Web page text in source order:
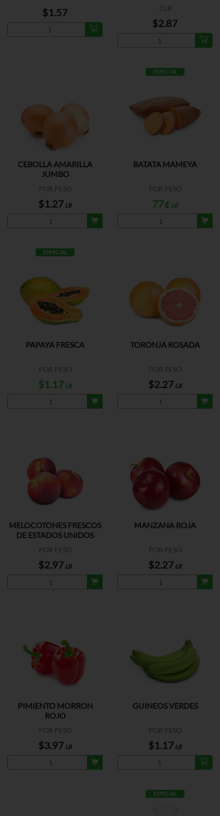
$1.57 3 LB
$2.87
CEBOLLA AMARILLA
JUMBO
POR PESO
$1.27 LB
ESPECIAL
BATATA MAMEYA
POR PESO
77¢ LB
ESPECIAL
PAPAYA FRESCA
POR PESO
$1.17 LB
TORONJA ROSADA
POR PESO
$2.27 LB
MELOCOTONES FRESCOS
DE ESTADOS UNIDOS
POR PESO
$2.97 LB
MANZANA ROJA
POR PESO
$2.27 LB
PIMIENTO MORRON
ROJO
POR PESO
$3.97 LB
GUINEOS VERDES
POR PESO
$1.17 LB
ESPECIAL